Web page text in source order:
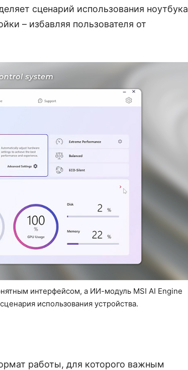
сценарий использования ноутбука
– избавляя пользователя от
интерфейсом, а ИИ-модуль MSI AI Engine
использования устройства.
работы, для которого важным